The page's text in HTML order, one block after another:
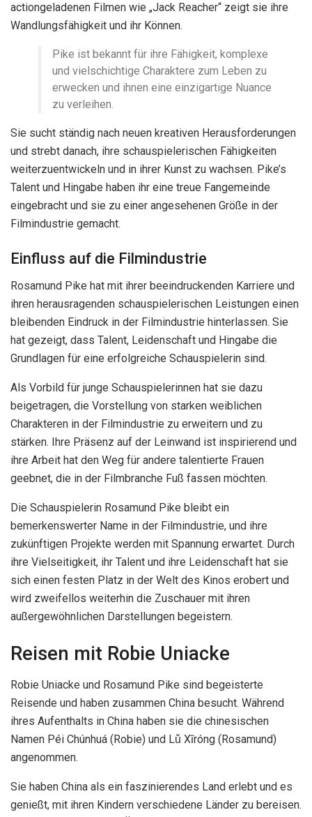
actiongeladenen Filmen wie „Jack Reacher“ zeigt sie ihre
Wandlungsfähigkeit und ihr Können.
Pike ist bekannt für ihre Fähigkeit, komplexe
und vielschichtige Charaktere zum Leben zu
erwecken und ihnen eine einzigartige Nuance
zu verleihen.
Sie sucht ständig nach neuen kreativen Herausforderungen
und strebt danach, ihre schauspielerischen Fähigkeiten
weiterzuentwickeln und in ihrer Kunst zu wachsen. Pike’s
Talent und Hingabe haben ihr eine treue Fangemeinde
eingebracht und sie zu einer angesehenen Größe in der
Filmindustrie gemacht.
Einfluss auf die Filmindustrie
Rosamund Pike hat mit ihrer beeindruckenden Karriere und
ihren herausragenden schauspielerischen Leistungen einen
bleibenden Eindruck in der Filmindustrie hinterlassen. Sie
hat gezeigt, dass Talent, Leidenschaft und Hingabe die
Grundlagen für eine erfolgreiche Schauspielerin sind.
Als Vorbild für junge Schauspielerinnen hat sie dazu
beigetragen, die Vorstellung von starken weiblichen
Charakteren in der Filmindustrie zu erweitern und zu
stärken. Ihre Präsenz auf der Leinwand ist inspirierend und
ihre Arbeit hat den Weg für andere talentierte Frauen
geebnet, die in der Filmbranche Fuß fassen möchten.
Die Schauspielerin Rosamund Pike bleibt ein
bemerkenswerter Name in der Filmindustrie, und ihre
zukünftigen Projekte werden mit Spannung erwartet. Durch
ihre Vielseitigkeit, ihr Talent und ihre Leidenschaft hat sie
sich einen festen Platz in der Welt des Kinos erobert und
wird zweifellos weiterhin die Zuschauer mit ihren
außergewöhnlichen Darstellungen begeistern.
Reisen mit Robie Uniacke
Robie Uniacke und Rosamund Pike sind begeisterte
Reisende und haben zusammen China besucht. Während
ihres Aufenthalts in China haben sie die chinesischen
Namen Péi Chúnhuá (Robie) und Lǔ Xīróng (Rosamund)
angenommen.
Sie haben China als ein faszinierendes Land erlebt und es
genießt, mit ihren Kindern verschiedene Länder zu bereisen.